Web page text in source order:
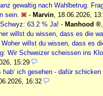
gewaltig nach Wahlbetrug.
sein.
- Marvin 18.06.2026,
63.2 % Ja! - Manhood
willst du wissen, dass es die
Woher willst du wissen, dass es
Wir Schweizer scheissen ins
15:29
hab‘ ich gesehen - dafür
16:32